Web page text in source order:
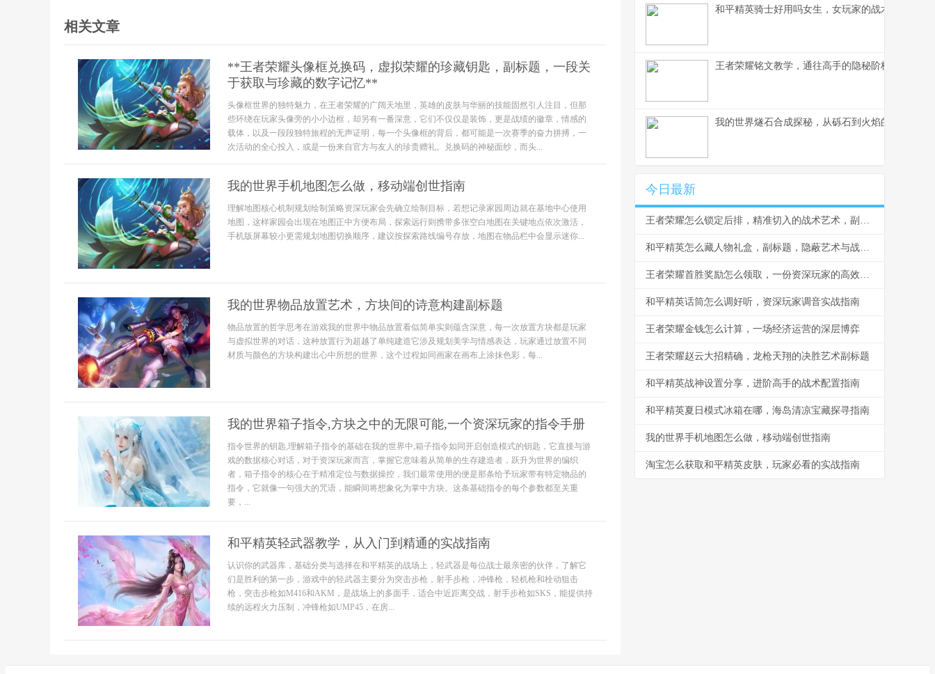
相关文章
**王者荣耀头像框兑换码，虚拟荣耀的珍藏钥匙，副标题，一段关
于获取与珍藏的数字记忆**
头像框世界的独特魅力，在王者荣耀的广阔天地里，英雄的皮肤与华丽的技能固然引人注目，但那
些环绕在玩家头像旁的小小边框，却另有一番深意，它们不仅仅是装饰，更是战绩的徽章，情感的
载体，以及一段段独特旅程的无声证明，每一个头像框的背后，都可能是一次赛季的奋力拼搏，一
次活动的全心投入，或是一份来自官方与友人的珍贵赠礼。兑换码的神秘面纱，而头...
我的世界手机地图怎么做，移动端创世指南
理解地图核心机制规划绘制策略资深玩家会先确立绘制目标，若想记录家园周边就在基地中心使用
地图，这样家园会出现在地图正中方便布局，探索远行则携带多张空白地图在关键地点依次激活，
手机版屏幕较小更需规划地图切换顺序，建议按探索路线编号存放，地图在物品栏中会显示迷你...
我的世界物品放置艺术，方块间的诗意构建副标题
物品放置的哲学思考在游戏我的世界中物品放置看似简单实则蕴含深意，每一次放置方块都是玩家
与虚拟世界的对话，这种放置行为超越了单纯建造它涉及规划美学与情感表达，玩家通过放置不同
材质与颜色的方块构建出心中所想的世界，这个过程如同画家在画布上涂抹色彩，每...
我的世界箱子指令,方块之中的无限可能,一个资深玩家的指令手册
指令世界的钥匙,理解箱子指令的基础在我的世界中,箱子指令如同开启创造模式的钥匙，它直接与游
戏的数据核心对话，对于资深玩家而言，掌握它意味着从简单的生存建造者，跃升为世界的编织
者，箱子指令的核心在于精准定位与数据操控，我们最常使用的便是那条给予玩家带有特定物品的
指令，它就像一句强大的咒语，能瞬间将想象化为掌中方块。这条基础指令的每个参数都至关重
要，...
和平精英轻武器教学，从入门到精通的实战指南
认识你的武器库，基础分类与选择在和平精英的战场上，轻武器是每位战士最亲密的伙伴，了解它
们是胜利的第一步，游戏中的轻武器主要分为突击步枪，射手步枪，冲锋枪，轻机枪和栓动狙击
枪，突击步枪如M416和AKM，是战场上的多面手，适合中近距离交战，射手步枪如SKS，能提供持
续的远程火力压制，冲锋枪如UMP45，在房...
和平精英骑士好用吗女生，女玩家的战术美学与实
王者荣耀铭文教学，通往高手的隐秘阶梯副标题，
我的世界燧石合成探秘，从砾石到火焰的生存艺术
今日最新
王者荣耀怎么锁定后排，精准切入的战术艺术，副标题，脆皮噩梦与团战胜负手
和平精英怎么藏人物礼盒，副标题，隐蔽艺术与战术博弈
王者荣耀首胜奖励怎么领取，一份资深玩家的高效指南，副标题，揭秘每日第一胜的隐藏技巧与深远意义
和平精英话筒怎么调好听，资深玩家调音实战指南
王者荣耀金钱怎么计算，一场经济运营的深层博弈
王者荣耀赵云大招精确，龙枪天翔的决胜艺术副标题
和平精英战神设置分享，进阶高手的战术配置指南
和平精英夏日模式冰箱在哪，海岛清凉宝藏探寻指南
我的世界手机地图怎么做，移动端创世指南
淘宝怎么获取和平精英皮肤，玩家必看的实战指南